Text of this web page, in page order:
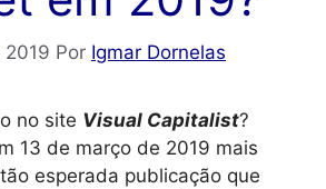
2019 Por Igmar Dornelas
no site Visual Capitalist?
13 de março de 2019 mais
esperada publicação que